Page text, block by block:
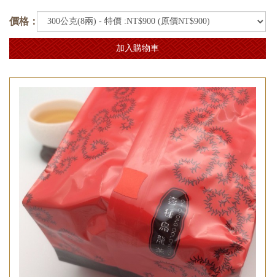
價格：
加入購物車